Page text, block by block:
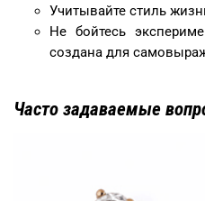
Учитывайте стиль
Не бойтесь
создана для
Часто задаваемые